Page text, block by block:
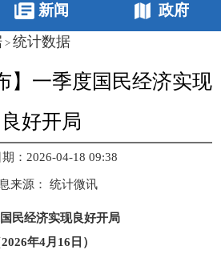
新闻 政府
> 统计数据
】一季度国民经济实现
良好开局
：2026-04-18 09:38
来源： 统计微讯
民经济实现良好开局
2026年4月16日）